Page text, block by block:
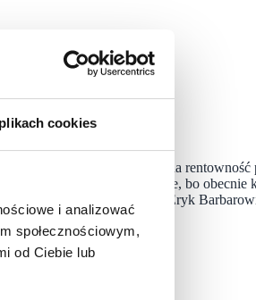
cookies
i analizować
społecznościowym,
od Ciebie lub
składowa mająca wpływ na
najrozsądniejszej cenie, bo obecnie
z Retailnet Fabian Eryk